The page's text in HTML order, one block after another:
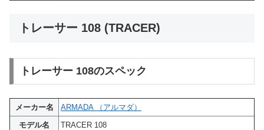
トレーサー 108 (TRACER)
トレーサー 108のスペック
メーカー名
ARMADA （アルマダ）
モデル名
TRACER 108